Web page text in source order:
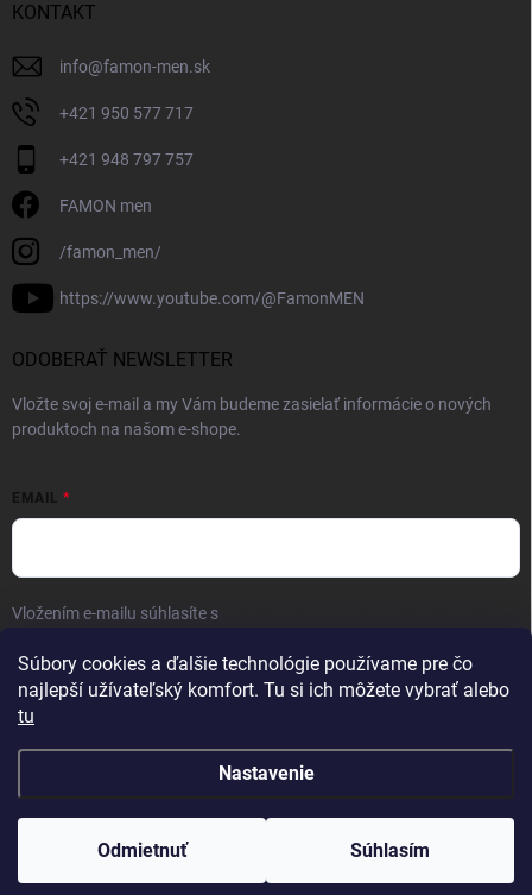
Súbory cookies a ďalšie technológie používame pre čo
najlepší užívateľský komfort. Tu si ich môžete vybrať alebo
tu
Nastavenie
Odmietnuť Súhlasím
KONTAKT
info@famon-men.sk
+421 950 577 717
+421 948 797 757
FAMON men
/famon_men/
https://www.youtube.com/@FamonMEN
ODOBERAŤ NEWSLETTER
Vložte svoj e-mail a my Vám budeme zasielať informácie o nových
produktoch na našom e-shope.
EMAIL
Vložením e-mailu súhlasíte s
Prihlásiť sa
Vytvoril Shoptet
Copyright 2026 . Všetky práva vyhradené.